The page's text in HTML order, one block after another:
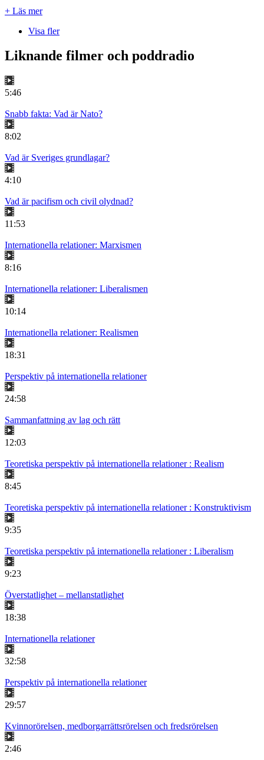
+ Läs mer
Visa fler
Liknande filmer och poddradio
5:46
Snabb fakta: Vad är Nato?
8:02
Vad är Sveriges grundlagar?
4:10
Vad är pacifism och civil olydnad?
11:53
Internationella relationer: Marxismen
8:16
Internationella relationer: Liberalismen
10:14
Internationella relationer: Realismen
18:31
Perspektiv på internationella relationer
24:58
Sammanfattning av lag och rätt
12:03
Teoretiska perspektiv på internationella relationer : Realism
8:45
Teoretiska perspektiv på internationella relationer : Konstruktivism
9:35
Teoretiska perspektiv på internationella relationer : Liberalism
9:23
Överstatlighet – mellanstatlighet
18:38
Internationella relationer
32:58
Perspektiv på internationella relationer
29:57
Kvinnorörelsen, medborgarrättsrörelsen och fredsrörelsen
2:46